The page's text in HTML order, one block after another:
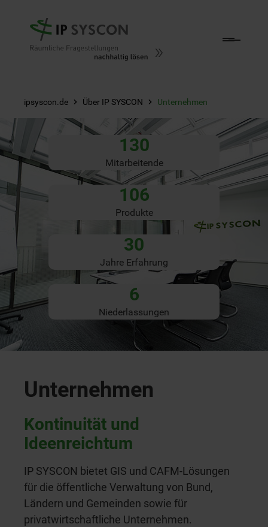
ipsyscon.de Über IP SYSCON Unternehmen
130
Mitarbeitende
106
Produkte
30
Jahre Erfahrung
6
Niederlassungen
Unternehmen
Kontinuität und
Ideenreichtum
IP SYSCON bietet GIS und CAFM-Lösungen
für die öffentliche Verwaltung von Bund,
Ländern und Gemeinden sowie für
privatwirtschaftliche Unternehmen.